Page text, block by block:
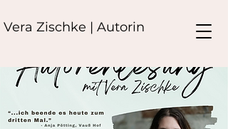
Vera Zischke | Autorin